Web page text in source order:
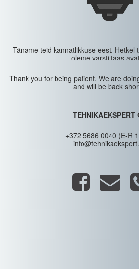
Täname teid kannatlikkuse eest. Hetkel
oleme varsti taas
Thank you for being patient. We are
and will be back
TEHNIKAEKSPERT
+372 5686 0040 (E-R